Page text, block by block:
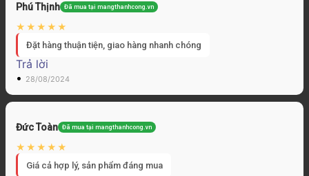
Phú Thịnh Đã mua tại mangthanhcong.vn
Đặt hàng thuận tiện, giao hàng nhanh chóng
Trả lời
• 28/08/2024
Đức Toàn Đã mua tại mangthanhcong.vn
Giá cả hợp lý, sản phẩm đáng mua